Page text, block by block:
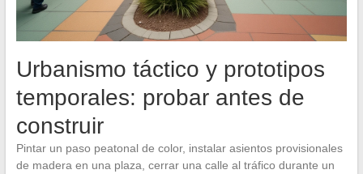
Urbanismo táctico y prototipos
temporales: probar antes de
construir
Pintar un paso peatonal de color, instalar asientos provisionales
de madera en una plaza, cerrar una calle al tráfico durante un